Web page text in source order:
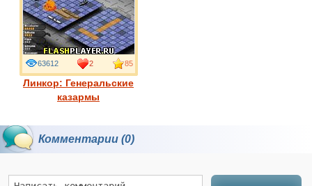
Линкор: Генеральские
казармы
63612 2 85
Комментарии (0)